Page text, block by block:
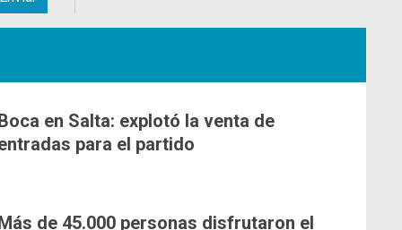
en Salta: explotó la venta de
para el partido
de 45.000 personas disfrutaron el